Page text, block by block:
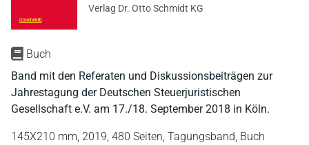
Buch
Band mit den Referaten und Diskussionsbeiträgen zur
Jahrestagung der Deutschen Steuerjuristischen
Gesellschaft e.V. am 17./18. September 2018 in Köln.
145X210 mm, 2019, 480 Seiten, Tagungsband, Buch
Verlag Dr. Otto Schmidt KG